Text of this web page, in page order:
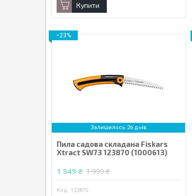
Купити
–23%
Залишилось 26 днів
Пила садова складана Fiskars
Xtract SW73 123870 (1000613)
1 549 ₴ 1 999 ₴
123870